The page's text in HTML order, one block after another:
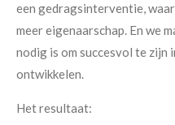
een gedragsinterventie,
meer eigenaarschap. En we
nodig is om succesvol te zijn
ontwikkelen.
Het resultaat: